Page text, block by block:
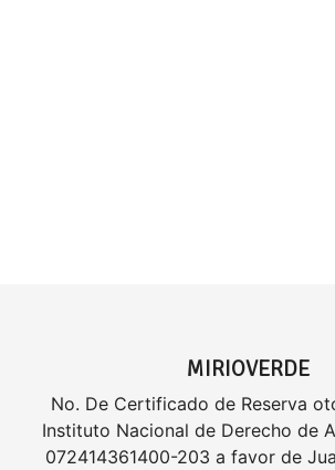
MIRIOVERDE
No. De Certificado de Reserva
Instituto Nacional de Derecho de
072414361400-203 a favor de